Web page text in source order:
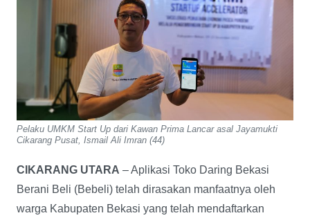
Pelaku UMKM Start Up dari Kawan Prima Lancar asal Jayamukti
Cikarang Pusat, Ismail Ali Imran (44)
CIKARANG UTARA – Aplikasi Toko Daring Bekasi
Berani Beli (Bebeli) telah dirasakan manfaatnya oleh
warga Kabupaten Bekasi yang telah mendaftarkan